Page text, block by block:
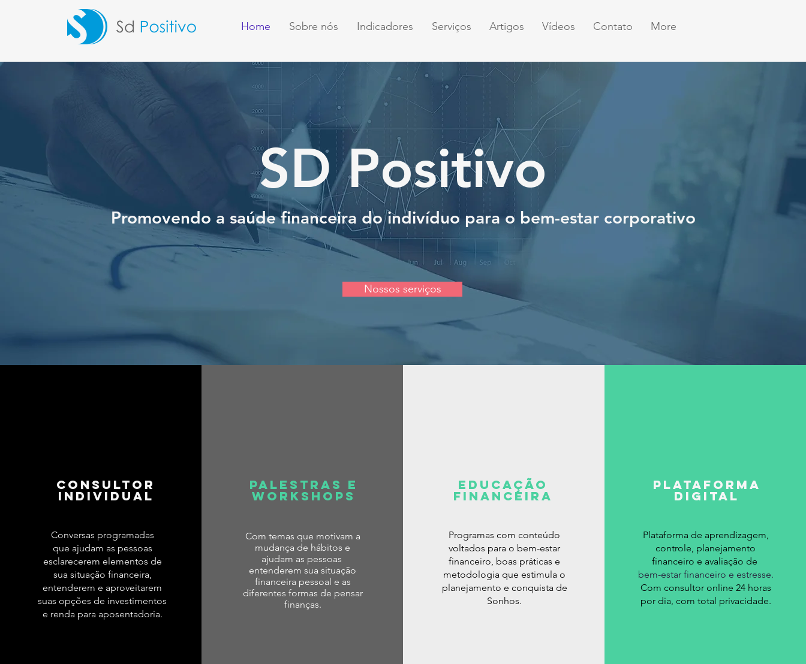
Home Sobre nós Indicadores Serviços Artigos Vídeos Contato More
SD Positivo
Promovendo a saúde financeira do indivíduo para o bem-estar corporativo
Nossos serviços
Consultor
Individual
Conversas programadas
que ajudam as pessoas
esclarecerem elementos de
sua situação financeira,
entenderem e aproveitarem
suas opções de investimentos
e renda para aposentadoria.
Palestras e
workshops
Com temas que motivam a
mudança de hábitos e
ajudam as pessoas
entenderem sua situação
financeira pessoal e as
diferentes formas de pensar
finanças.
Educação
Financeira
Programas com conteúdo
voltados para o bem-estar
financeiro, boas práticas e
metodologia que estimula o
planejamento e conquista de
Sonhos.
Plataforma
digital
Plataforma de aprendizagem,
controle, planejamento
financeiro e avaliação de
bem-estar financeiro e estresse.
Com consultor online 24 horas
por dia, com total privacidade.